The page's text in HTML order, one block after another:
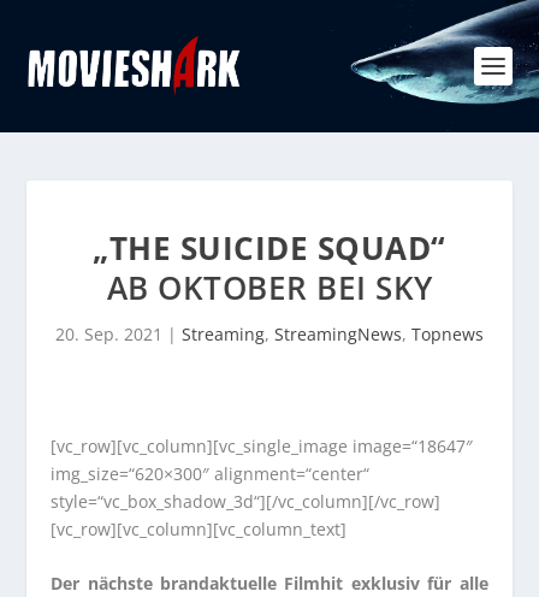
„THE SUICIDE SQUAD“
AB OKTOBER BEI SKY
20. Sep. 2021 | Streaming, StreamingNews, Topnews
[vc_row][vc_column][vc_single_image image=“18647″
img_size=“620×300″ alignment=“center“
style=“vc_box_shadow_3d“][/vc_column][/vc_row]
[vc_row][vc_column][vc_column_text]
Der nächste brandaktuelle Filmhit exklusiv für alle